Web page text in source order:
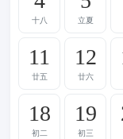
十八 立夏
11
廿五
12
廿六
18
初二
19
初三